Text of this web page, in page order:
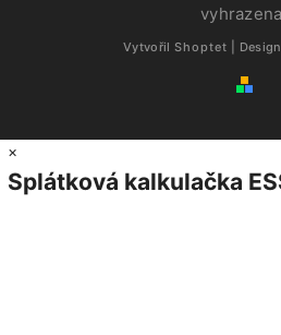
Vytvořil Shoptet | Design
×
Splátková kalkulačka